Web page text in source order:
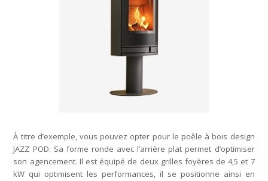
À titre d’exemple, vous pouvez opter pour le poêle à bois design
JAZZ POD. Sa forme ronde avec l’arrière plat permet d’optimiser
son agencement. Il est équipé de deux grilles foyères de 4,5 et 7
kW qui optimisent les performances, il se positionne ainsi en